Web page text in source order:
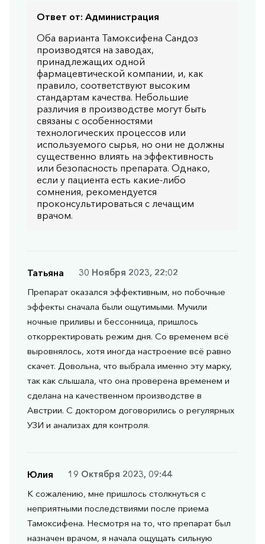
Ответ от: Администрация
Оба варианта Тамоксифена Сандоз
производятся на заводах,
принадлежащих одной
фармацевтической компании, и, как
правило, соответствуют высоким
стандартам качества. Небольшие
различия в производстве могут быть
связаны с особенностями
технологических процессов или
используемого сырья, но они не должны
существенно влиять на эффективность
или безопасность препарата. Однако,
если у пациента есть какие-либо
сомнения, рекомендуется
проконсультироваться с лечащим
врачом.
Татьяна
30 Ноября 2023, 22:02
Препарат оказался эффективным, но побочные
эффекты сначала были ощутимыми. Мучили
ночные приливы и бессонница, пришлось
откорректировать режим дня. Со временем всё
выровнялось, хотя иногда настроение всё равно
скачет. Довольна, что выбрала именно эту марку,
так как слышала, что она проверена временем и
сделана на качественном производстве в
Австрии. С доктором договорились о регулярных
УЗИ и анализах для контроля.
Юлия
19 Октября 2023, 09:44
К сожалению, мне пришлось столкнуться с
неприятными последствиями после приема
Тамоксифена. Несмотря на то, что препарат был
назначен врачом, я начала ощущать сильную